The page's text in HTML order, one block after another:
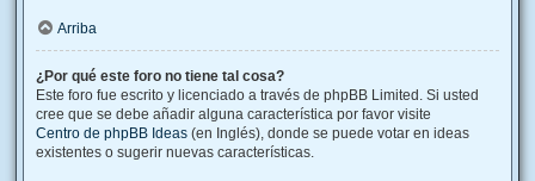
Arriba
¿Por qué este foro no tiene tal cosa?
Este foro fue escrito y licenciado a través de phpBB Limited. Si usted
cree que se debe añadir alguna característica por favor visite
Centro de phpBB Ideas (en Inglés), donde se puede votar en ideas
existentes o sugerir nuevas características.